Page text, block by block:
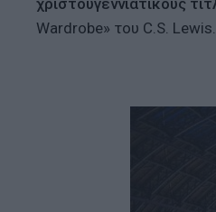
χριστουγεννιάτικους
Wardrobe» του C.S. Lewis.